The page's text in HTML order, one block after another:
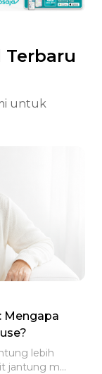
Terbaru
untuk
Mengapa
lebih
jantung m...